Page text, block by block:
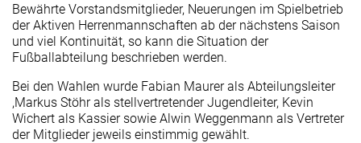
Bewährte Vorstandsmitglieder, Neuerungen im Spielbetrieb
der Aktiven Herrenmannschaften ab der nächstens Saison
und viel Kontinuität, so kann die Situation der
Fußballabteilung beschrieben werden.
Bei den Wahlen wurde Fabian Maurer als Abteilungsleiter
,Markus Stöhr als stellvertretender Jugendleiter, Kevin
Wichert als Kassier sowie Alwin Weggenmann als Vertreter
der Mitglieder jeweils einstimmig gewählt.